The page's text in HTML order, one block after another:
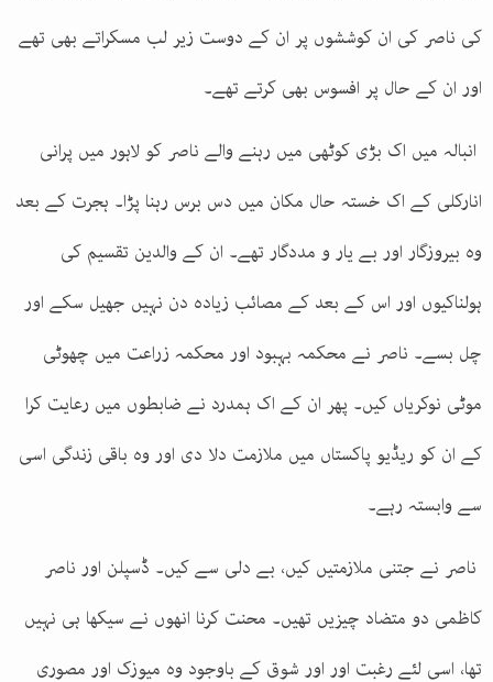
کی ناصر کی ان کوششوں پر ان کے دوست زیر لب مسکراتے بھی تھے
اور ان کے حال پر افسوس بھی کرتے تھے۔
انبالہ میں اک بڑی کوٹھی میں رہنے والے ناصر کو لاہور میں پرانی
انارکلی کے اک خستہ حال مکان میں دس برس رہنا پڑا۔ ہجرت کے بعد
وہ بیروزگار اور بے یار و مددگار تھے۔ ان کے والدین تقسیم کی
ہولناکیوں اور اس کے بعد کے مصائب زیادہ دن نہیں جھیل سکے اور
چل بسے۔ ناصر نے محکمہ بہبود اور محکمہ زراعت میں چھوٹی
موٹی نوکریاں کیں۔ پھر ان کے اک ہمدرد نے ضابطوں میں رعایت کرا
کے ان کو ریڈیو پاکستاں میں ملازمت دلا دی اور وہ باقی زندگی اسی
سے وابستہ رہے۔
ناصر نے جتنی ملازمتیں کیں، بے دلی سے کیں۔ ڈسپلن اور ناصر
کاظمی دو متضاد چیزیں تھیں۔ محنت کرنا انھوں نے سیکھا ہی نہیں
تھا، اسی لئے رغبت اور اور شوق کے باوجود وہ میوزک اور مصوری